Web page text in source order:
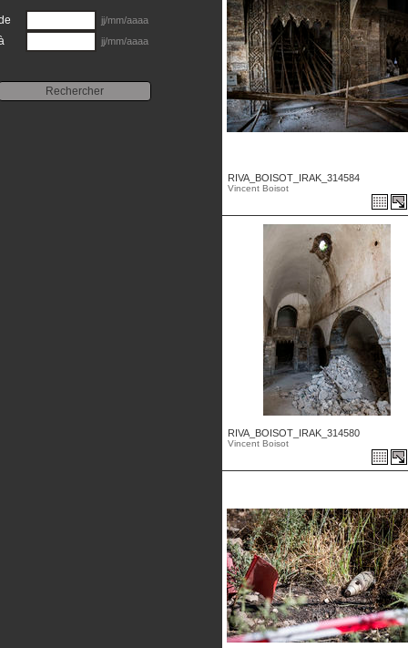
RIVA_BOISOT_IRAK_314584
Vincent Boisot
RIVA_BOISOT_IRAK_314580
Vincent Boisot
jj/mm/aaaa
jj/mm/aaaa